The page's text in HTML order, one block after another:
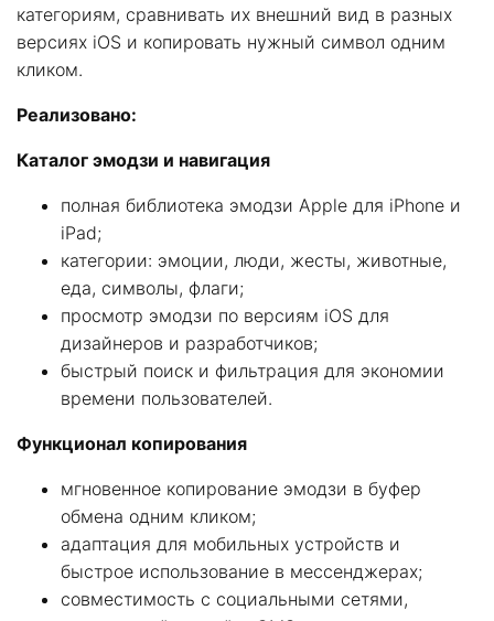
категориям, сравнивать их внешний вид в разных
версиях iOS и копировать нужный символ одним
кликом.
Реализовано:
Каталог эмодзи и навигация
полная библиотека эмодзи Apple для iPhone и
iPad;
категории: эмоции, люди, жесты, животные,
еда, символы, флаги;
просмотр эмодзи по версиям iOS для
дизайнеров и разработчиков;
быстрый поиск и фильтрация для экономии
времени пользователей.
Функционал копирования
мгновенное копирование эмодзи в буфер
обмена одним кликом;
адаптация для мобильных устройств и
быстрое использование в мессенджерах;
совместимость с социальными сетями,